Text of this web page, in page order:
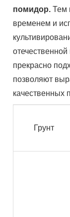
помидор. Тем
временем и
прекрасно
позволяют
качественных
Грунт